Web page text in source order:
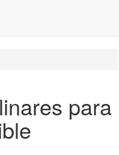
para